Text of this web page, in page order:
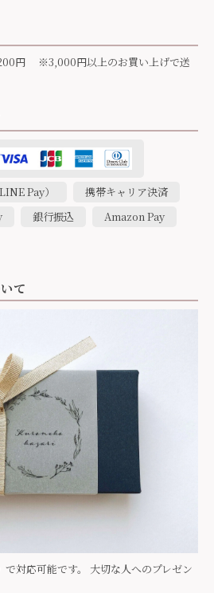
円 ※3,000円以上のお買い上げで送
Pay）
携帯キャリア決済
銀行振込
Amazon Pay
て
対応可能です。 大切な人へのプレゼン